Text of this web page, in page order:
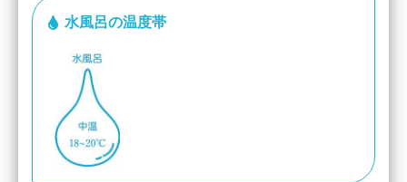
水風呂の温度帯